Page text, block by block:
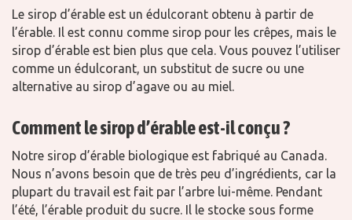
Le sirop d’érable est un édulcorant obtenu à partir de
l’érable. Il est connu comme sirop pour les crêpes, mais le
sirop d’érable est bien plus que cela. Vous pouvez l’utiliser
comme un édulcorant, un substitut de sucre ou une
alternative au sirop d’agave ou au miel.
Comment le sirop d’érable est-il conçu ?
Notre sirop d’érable biologique est fabriqué au Canada.
Nous n’avons besoin que de très peu d’ingrédients, car la
plupart du travail est fait par l’arbre lui-même. Pendant
l’été, l’érable produit du sucre. Il le stocke sous forme